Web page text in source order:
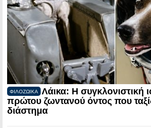
ΦΙΛΟΖΩΙΚΑ
Λάικα: Η συγκλονιστική
πρώτου ζωντανού όντος που
διάστημα